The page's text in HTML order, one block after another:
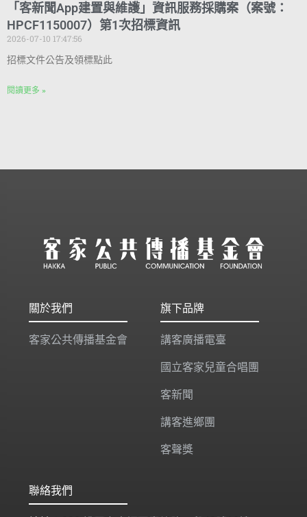
「客新聞App建置與維護」資訊服務採購案（案號：
HPCF1150007）第1次招標資訊
2026-07-10 17:47:56
招標文件公告及領標點此
閱讀更多 »
關於我們
客家公共傳播基金會
旗下品牌
講客廣播電臺
國立客家兒童合唱團
客新聞
講客進鄉團
客聲獎
聯絡我們